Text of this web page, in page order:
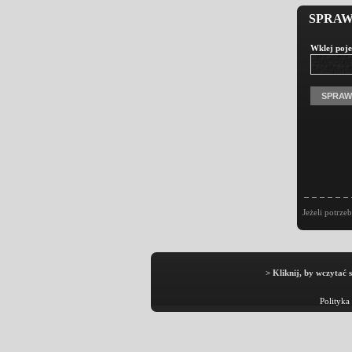
Wklej
Jeżeli
> Kliknij, by wczytać
Polityka